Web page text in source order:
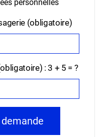
personnelles
(obligatoire)
: 3 + 5 = ?